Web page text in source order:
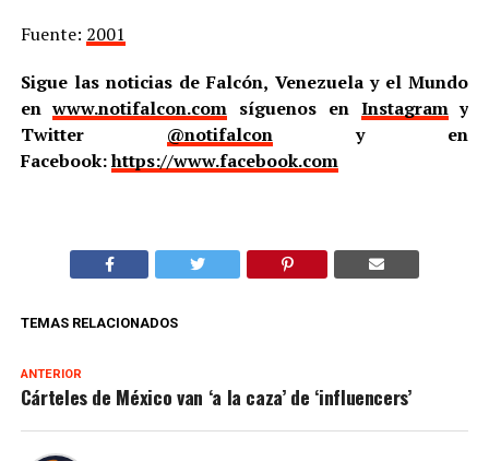
Fuente: 2001
Sigue las noticias de Falcón, Venezuela y el Mundo
enwww.notifalcon.com síguenos en Instagramy
Twitter @notifalcony en
Facebook:https://www.facebook.com
TEMAS RELACIONADOS
ANTERIOR
Cárteles de México van ‘a la caza’ de ‘influencers’